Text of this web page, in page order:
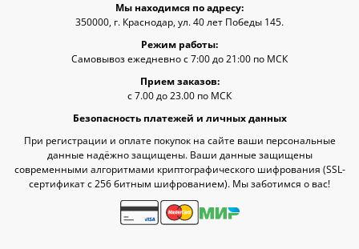
Мы находимся по адресу:
350000, г. Краснодар, ул. 40 лет Победы 145.
Режим работы:
Самовывоз ежедневно с 7:00 до 21:00 по МСК
Прием заказов:
с 7.00 до 23.00 по МСК
Безопасность платежей и личных данных
При регистрации и оплате покупок на сайте ваши персональные
данные надёжно защищены. Ваши данные защищены
современными алгоритмами криптографического шифрования (SSL-
сертификат c 256 битным шифрованием). Мы заботимся о вас!